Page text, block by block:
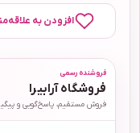
افزودن به
فروشنده رسمی
فروشگاه آرابیرا
فروش مستقیم، پاسخ‌گویی و